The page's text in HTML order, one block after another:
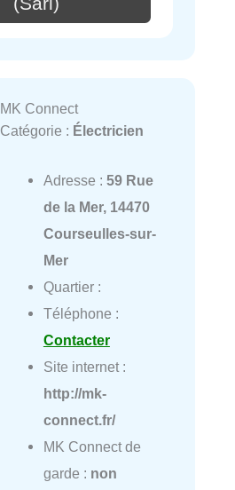
MK Connect
Catégorie : Électricien
Adresse : 59 Rue
de la Mer, 14470
Courseulles-sur-
Mer
Quartier :
Téléphone :
Contacter
Site internet :
http://mk-
connect.fr/
MK Connect de
garde : non